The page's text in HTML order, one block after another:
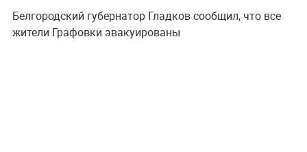
Белгородский губернатор Гладков сообщил, что все
жители Графовки эвакуированы